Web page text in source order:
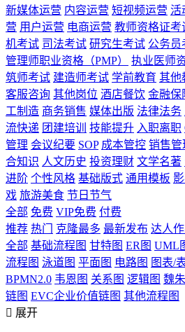
新媒体运营 内容运营 短视频运营 活
营 用户运营 电商运营 教师资格证考
机考试 司法考试 研究生考试 公务员
管理师职业资格（PMP）
执业医师
筑师考试 建造师考试 学前教育 其他
客服咨询 其他岗位 酒店餐饮 金融保
工制造 商务销售 媒体出版 法律法务
流快递 团建培训 技能提升 入职离职
管理 会议纪要 SOP 成本管控 销售管
合知识 人文历史 投资理财 文学名著
进阶 个性风格 基础版式 通用模板
戏 旅游美食 节日节气
全部 免费 VIP免费 付费
推荐 热门 克隆最多 最新发布 达人
全部 基础流程图 甘特图 ER图 UML
流程图 泳道图 平面图 电路图 图表/
BPMN2.0 韦恩图 关系图 逻辑图 魏
链图 EVC企业价值链图 其他流程图
 展开